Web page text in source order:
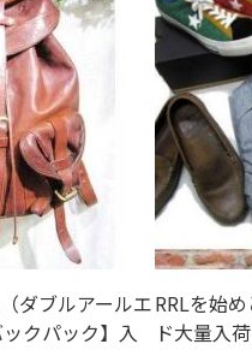
ダブルアールエ
クパック】入
RRLを始
ド大量入